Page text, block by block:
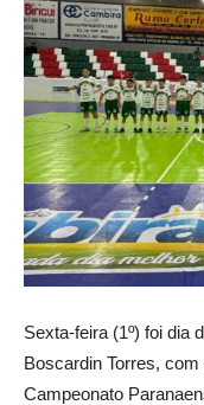
Sexta-feira (1º) foi dia
Boscardin Torres,
Campeonato